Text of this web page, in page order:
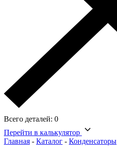
Всего деталей: 0
Перейти в калькулятор
Главная - Каталог - Конденсаторы